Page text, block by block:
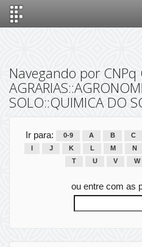
Navegando por CNPq
SOLO::QUIMICA DO
Ir para: 0-9 A B C
J K L M N
T
U V W
ou entre com as